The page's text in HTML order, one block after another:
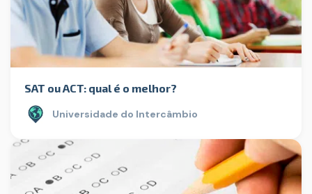
SAT ou ACT: qual é o melhor?
Universidade do Intercâmbio